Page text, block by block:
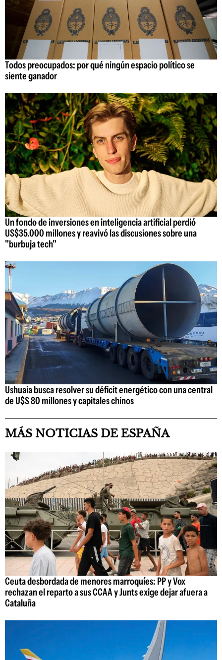
Todos preocupados: por qué ningún espacio político se
siente ganador
Un fondo de inversiones en inteligencia artificial perdió
US$35.000 millones y reavivó las discusiones sobre una
"burbuja tech"
Ushuaia busca resolver su déficit energético con una central
de U$S 80 millones y capitales chinos
MÁS NOTICIAS DE ESPAÑA
Ceuta desbordada de menores marroquíes: PP y Vox
rechazan el reparto a sus CCAA y Junts exige dejar afuera a
Cataluña